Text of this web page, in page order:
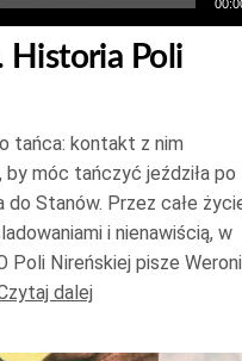
Historia Poli
tańca: kontakt z nim
by móc tańczyć jeździła po
do Stanów. Przez całe
i nienawiścią, w
Poli Nireńskiej pisze
dalej